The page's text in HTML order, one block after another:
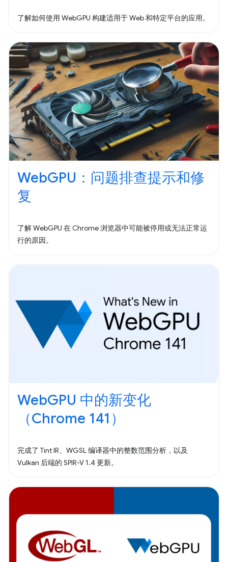
了解如何使用 WebGPU 构建适用于 Web 和特定平台的应用。
WebGPU：问题排查提示和修
复
了解 WebGPU 在 Chrome 浏览器中可能被停用或无法正常运
行的原因。
WebGPU 中的新变化
（Chrome 141）
完成了 Tint IR、WGSL 编译器中的整数范围分析，以及
Vulkan 后端的 SPIR-V 1.4 更新。